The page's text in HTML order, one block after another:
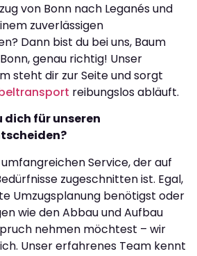
von Bonn nach Leganés und
zuverlässigen
Dann bist du bei uns, Baum
genau richtig! Unser
steht dir zur Seite und sorgt
reibungslos abläuft.
für unseren
Service, der auf
zugeschnitten ist. Egal,
Umzugsplanung benötigst oder
wie den Abbau und Aufbau
nehmen möchtest – wir
Unser erfahrenes Team kennt